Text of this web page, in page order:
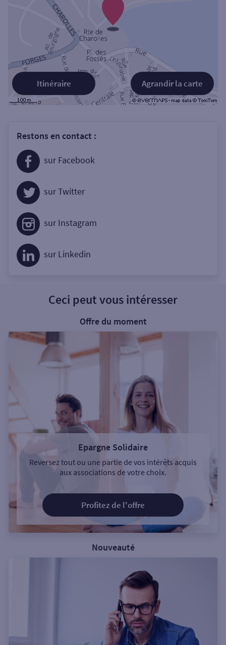
Agrandir la carte
Itinéraire
Restons en contact :
sur Facebook
sur Twitter
sur Instagram
sur Linkedin
Ceci peut vous intéresser
Offre du moment
Epargne Solidaire
Reversez tout ou une partie de vos intérêts acquis
aux associations de votre choix.
Profitez de l'offre
Nouveauté